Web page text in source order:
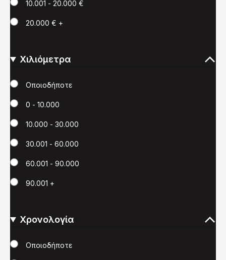
10.001 - 20.000 €
20.000 € +
Χιλιόμετρα
Χιλιόμετρα
Οποιοδήποτε
0 - 10.000
10.000 - 30.000
30.001 - 60.000
60.001 - 90.000
90.001 +
Χρονολογία
Χρονολογία
Οποιοδήποτε